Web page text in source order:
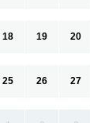
18 19 20
25 26 27